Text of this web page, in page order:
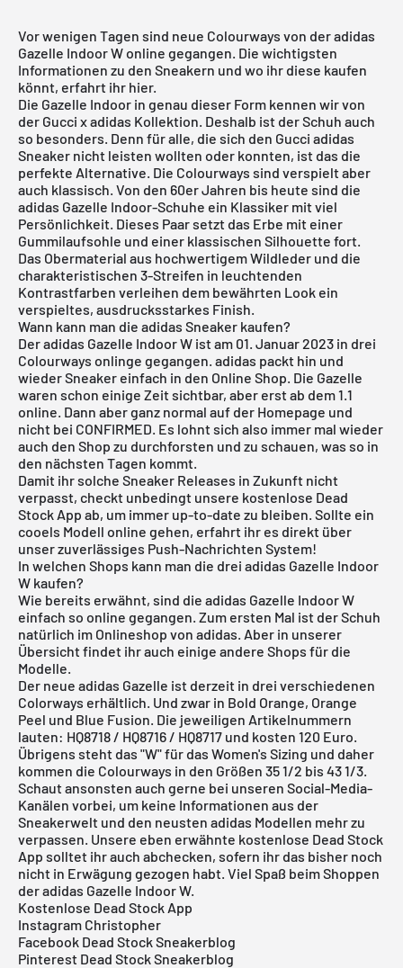
Vor wenigen Tagen sind neue Colourways von der adidas
Gazelle Indoor W online gegangen. Die wichtigsten
Informationen zu den Sneakern und wo ihr diese kaufen
könnt, erfahrt ihr hier.
Die Gazelle Indoor in genau dieser Form kennen wir von
der Gucci x adidas Kollektion. Deshalb ist der Schuh auch
so besonders. Denn für alle, die sich den Gucci adidas
Sneaker nicht leisten wollten oder konnten, ist das die
perfekte Alternative. Die Colourways sind verspielt aber
auch klassisch. Von den 60er Jahren bis heute sind die
adidas Gazelle Indoor-Schuhe ein Klassiker mit viel
Persönlichkeit. Dieses Paar setzt das Erbe mit einer
Gummilaufsohle und einer klassischen Silhouette fort.
Das Obermaterial aus hochwertigem Wildleder und die
charakteristischen 3-Streifen in leuchtenden
Kontrastfarben verleihen dem bewährten Look ein
verspieltes, ausdrucksstarkes Finish.
Wann kann man die adidas Sneaker kaufen?
Der adidas Gazelle Indoor W ist am 01. Januar 2023 in drei
Colourways onlinge gegangen. adidas packt hin und
wieder Sneaker einfach in den Online Shop. Die Gazelle
waren schon einige Zeit sichtbar, aber erst ab dem 1.1
online. Dann aber ganz normal auf der Homepage und
nicht bei CONFIRMED. Es lohnt sich also immer mal wieder
auch den Shop zu durchforsten und zu schauen, was so in
den nächsten Tagen kommt.
Damit ihr solche Sneaker Releases in Zukunft nicht
verpasst, checkt unbedingt unsere kostenlose Dead
Stock App ab, um immer up-to-date zu bleiben. Sollte ein
cooels Modell online gehen, erfahrt ihr es direkt über
unser zuverlässiges Push-Nachrichten System!
In welchen Shops kann man die drei adidas Gazelle Indoor
W kaufen?
Wie bereits erwähnt, sind die adidas Gazelle Indoor W
einfach so online gegangen. Zum ersten Mal ist der Schuh
natürlich im Onlineshop von adidas. Aber in unserer
Übersicht findet ihr auch einige andere Shops für die
Modelle.
Der neue adidas Gazelle ist derzeit in drei verschiedenen
Colorways erhältlich. Und zwar in Bold Orange, Orange
Peel und Blue Fusion. Die jeweiligen Artikelnummern
lauten: HQ8718 / HQ8716 / HQ8717 und kosten 120 Euro.
Übrigens steht das "W" für das Women's Sizing und daher
kommen die Colourways in den Größen 35 1/2 bis 43 1/3.
Schaut ansonsten auch gerne bei unseren Social-Media-
Kanälen vorbei, um keine Informationen aus der
Sneakerwelt und den neusten adidas Modellen mehr zu
verpassen. Unsere eben erwähnte kostenlose Dead Stock
App solltet ihr auch abchecken, sofern ihr das bisher noch
nicht in Erwägung gezogen habt. Viel Spaß beim Shoppen
der adidas Gazelle Indoor W.
Kostenlose Dead Stock App
Instagram Christopher
Facebook Dead Stock Sneakerblog
Pinterest Dead Stock Sneakerblog